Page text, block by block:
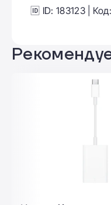
🆔 ID: 183123 |